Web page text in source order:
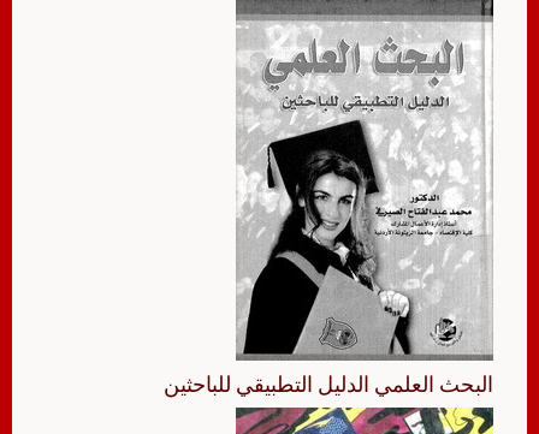
البحث العلمي الدليل التطبيقي للباحثين